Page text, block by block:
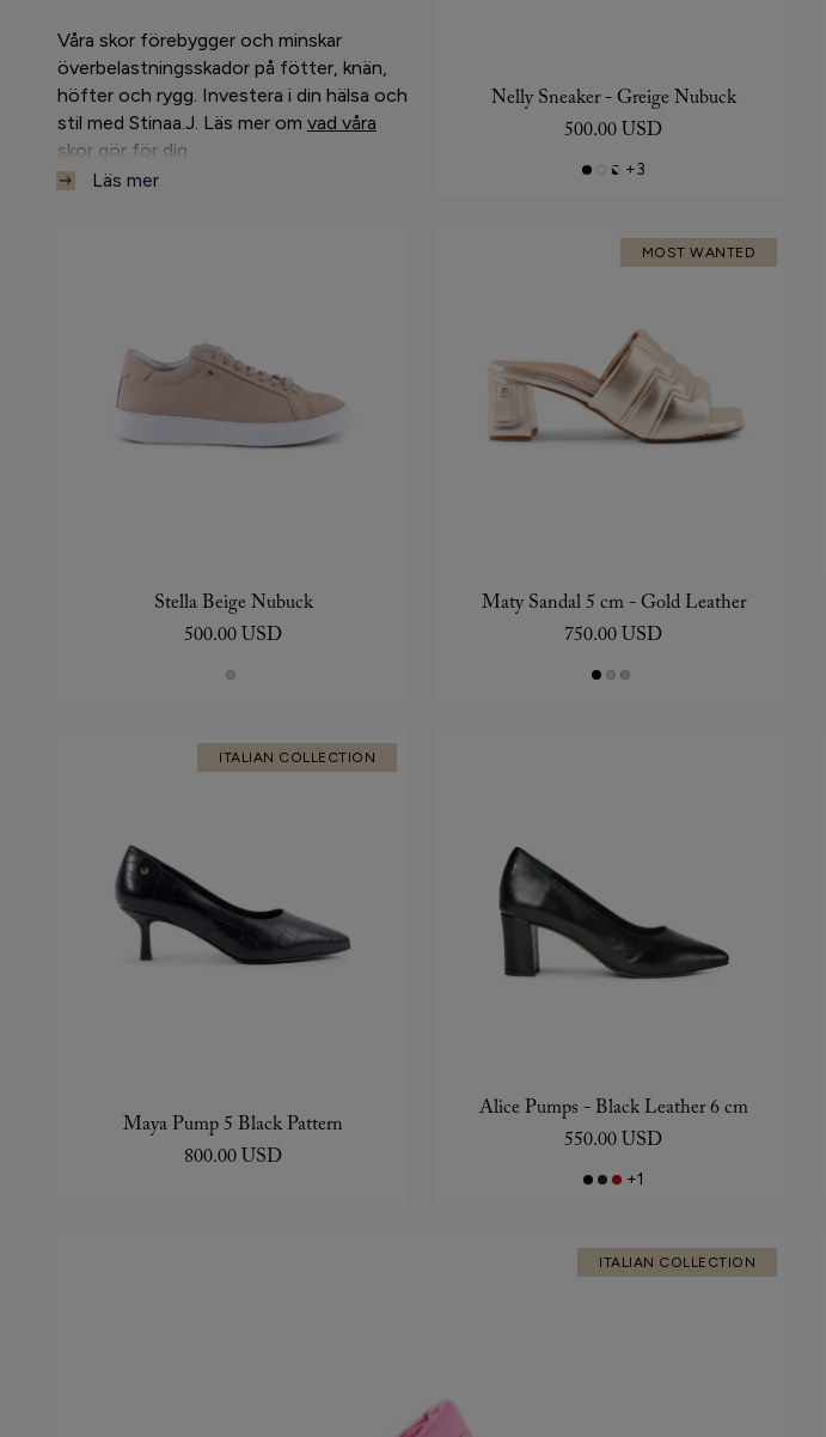
Våra skor förebygger och minskar
överbelastningsskador på fötter, knän,
höfter och rygg. Investera i din hälsa och
stil med Stinaa.J. Läs mer om vad våra
skor gör för dig.
Läs mer
Nelly Sneaker - Greige Nubuck
500.00 USD
+3
Stella Beige Nubuck
500.00 USD
MOST WANTED
Maty Sandal 5 cm - Gold Leather
750.00 USD
ITALIAN COLLECTION
Maya Pump 5 Black Pattern
800.00 USD
Alice Pumps - Black Leather 6 cm
550.00 USD
+1
ITALIAN COLLECTION